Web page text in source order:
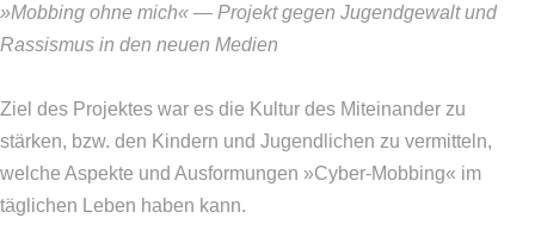
»Mobbing ohne mich« — Projekt gegen Jugendgewalt und
Rassismus in den neuen Medien
Ziel des Projektes war es die Kultur des Miteinander zu
stärken, bzw. den Kindern und Jugendlichen zu vermitteln,
welche Aspekte und Ausformungen »Cyber-Mobbing« im
täglichen Leben haben kann.